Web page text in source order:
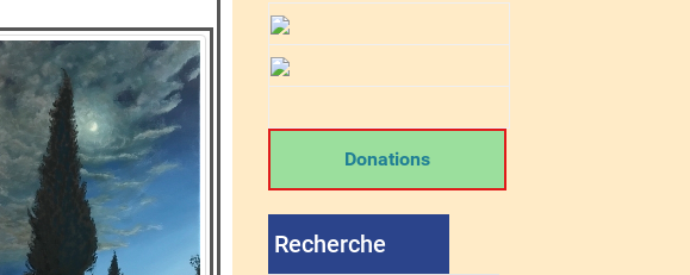
Donations
Recherche